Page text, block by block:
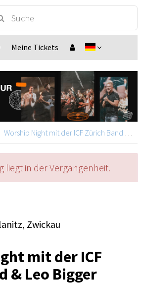
Meine Tickets
Worship Night mit der ICF Zürich Band & Leo Bigger
liegt in der Vergangenheit.
Zwickau
mit der ICF
& Leo Bigger